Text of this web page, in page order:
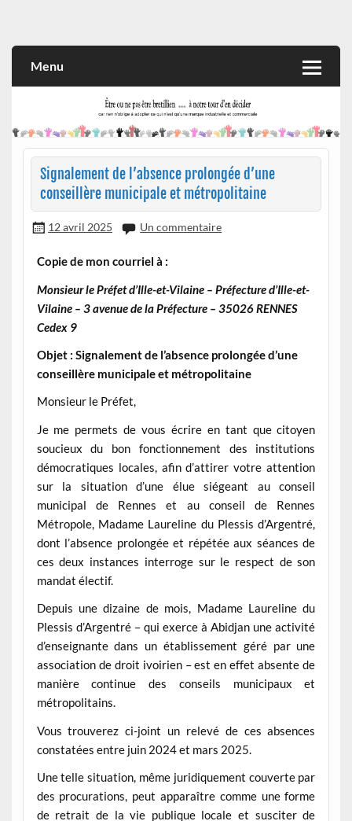
et commerciale
Menu
Signalement de l’absence prolongée d’une
conseillère municipale et métropolitaine
12 avril 2025 Un commentaire
Copie de mon courriel à :
Monsieur le Préfet d’Ille-et-Vilaine – Préfecture d’Ille-et-
Vilaine – 3 avenue de la Préfecture – 35026 RENNES
Cedex 9
Objet : Signalement de l’absence prolongée d’une
conseillère municipale et métropolitaine
Monsieur le Préfet,
Je me permets de vous écrire en tant que citoyen
soucieux du bon fonctionnement des institutions
démocratiques locales, afin d’attirer votre attention
sur la situation d’une élue siégeant au conseil
municipal de Rennes et au conseil de Rennes
Métropole, Madame Laureline du Plessis d’Argentré,
dont l’absence prolongée et répétée aux séances de
ces deux instances interroge sur le respect de son
mandat électif.
Depuis une dizaine de mois, Madame Laureline du
Plessis d’Argentré – qui exerce à Abidjan une activité
d’enseignante dans un établissement géré par une
association de droit ivoirien – est en effet absente de
manière continue des conseils municipaux et
métropolitains.
Vous trouverez ci-joint un relevé de ces absences
constatées entre juin 2024 et mars 2025.
Une telle situation, même juridiquement couverte par
des procurations, peut apparaître comme une forme
de retrait de la vie publique locale et susciter de